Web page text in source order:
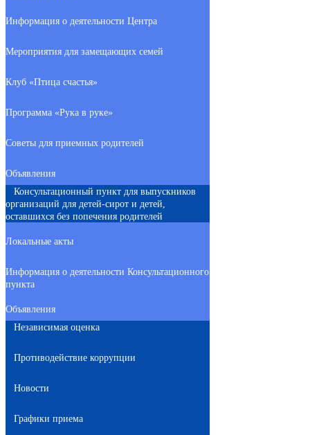
Информация о деятельности Центра
Мероприятия для замещающих семей
Клуб «Птица счастья»
Программа «Рука в руке»
Советы для приемных родителей
Объявления
Консультационный пункт для выпускников
организаций для детей-сирот и детей,
оставшихся без попечения родителей
Локальные акты
Информация о деятельности Консультационного
пункта
Объявления
Независимая оценка
Противодействие коррупции
Новости
Графики приема